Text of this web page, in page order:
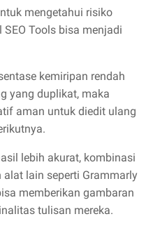
mengetahui risiko
Tools bisa menjadi
kemiripan rendah
yang duplikat, maka
aman untuk diedit ulang
lebih akurat, kombinasi
alat lain seperti Grammarly
memberikan gambaran
tulisan mereka.